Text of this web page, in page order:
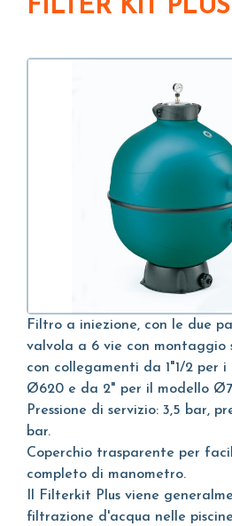
FILTER KIT PLUS
Filtro a iniezione, con le due
valvola a 6 vie con montaggio
con collegamenti da 1"1/2 per
Ø620 e da 2" per il modello
Pressione di servizio: 3,5 bar,
bar.
Coperchio trasparente per
completo di manometro.
Il Filterkit Plus viene
filtrazione d'acqua nelle